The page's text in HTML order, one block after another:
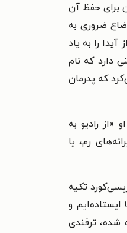
برای حفظ آن
ضروری به
را به یاد
دارد که نام
که پدرمان
رادیو به
رم، یا
تکیه
و
شده، ترفندی